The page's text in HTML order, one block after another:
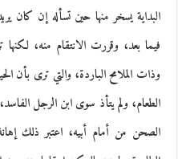
البداية يسخر منها حين تسأله إن كان
فيما بعد، وقررت الانتقام منه،
وذات الملامح الباردة، والتي ترى
الطعام، ولم يتأذ سوى ابن الرجل
الصحن من أمام أبيه، اعتبر ذلك